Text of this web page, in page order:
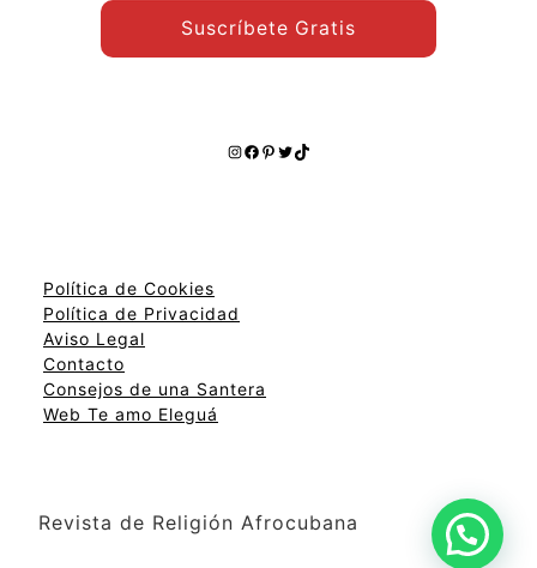
Suscríbete Gratis
Instagram
Facebook
Pinterest
Twitter
TikTok
Política de Cookies
Política de Privacidad
Aviso Legal
Contacto
Consejos de una Santera
Web Te amo Eleguá
Revista de Religión Afrocubana